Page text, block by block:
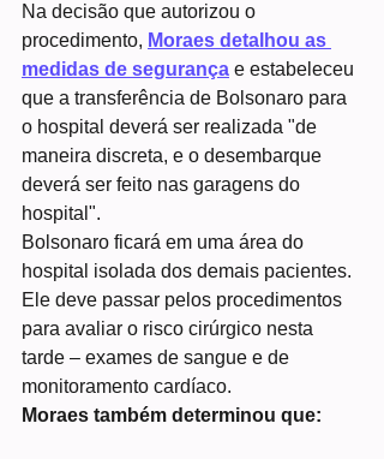
Na decisão que autorizou o
procedimento, Moraes detalhou as
medidas de segurança e estabeleceu
que a transferência de Bolsonaro para
o hospital deverá ser realizada "de
maneira discreta, e o desembarque
deverá ser feito nas garagens do
hospital".
Bolsonaro ficará em uma área do
hospital isolada dos demais pacientes.
Ele deve passar pelos procedimentos
para avaliar o risco cirúrgico nesta
tarde – exames de sangue e de
monitoramento cardíaco.
Moraes também determinou que: